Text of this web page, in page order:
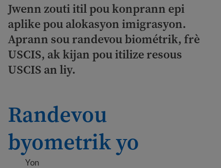
Jwenn zouti itil pou konprann epi
aplike pou alokasyon imigrasyon.
Aprann sou randevou biométrik, frè
USCIS, ak kijan pou itilize resous
USCIS an liy.
Randevou
byometrik yo
Yon